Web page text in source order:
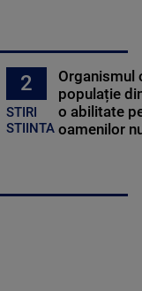
2
STIRI
STIINTA
Organismul
populație
o abilitate
oamenilor